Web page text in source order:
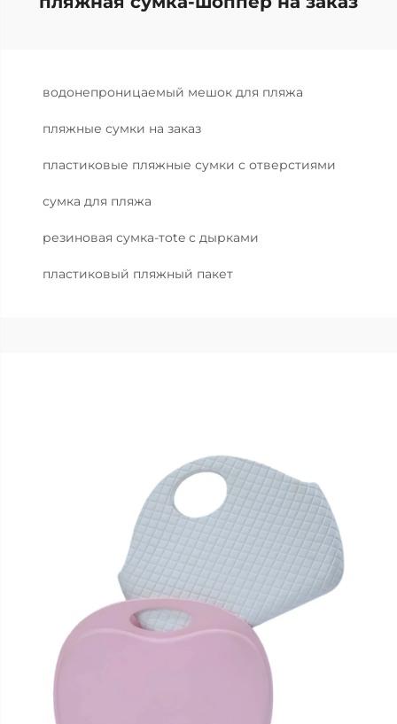
водонепроницаемый мешок для пляжа
пляжные сумки на заказ
пластиковые пляжные сумки с отверстиями
сумка для пляжа
резиновая сумка-тote с дырками
пластиковый пляжный пакет